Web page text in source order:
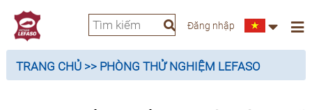
Đăng nhập
TRANG CHỦ >> PHÒNG THỬ NGHIỆM LEFASO